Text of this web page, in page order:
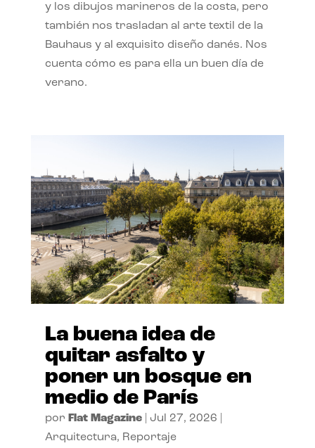
y los dibujos marineros de la costa, pero
también nos trasladan al arte textil de la
Bauhaus y al exquisito diseño danés. Nos
cuenta cómo es para ella un buen día de
verano.
La buena idea de
quitar asfalto y
poner un bosque en
medio de París
por Flat Magazine| Jul 27, 2026
Arquitectura, Reportaje